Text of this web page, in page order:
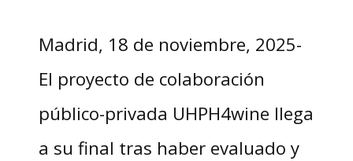
Madrid, 18 de noviembre, 2025-
El proyecto de colaboración
público-privada UHPH4wine llega
a su final tras haber evaluado y